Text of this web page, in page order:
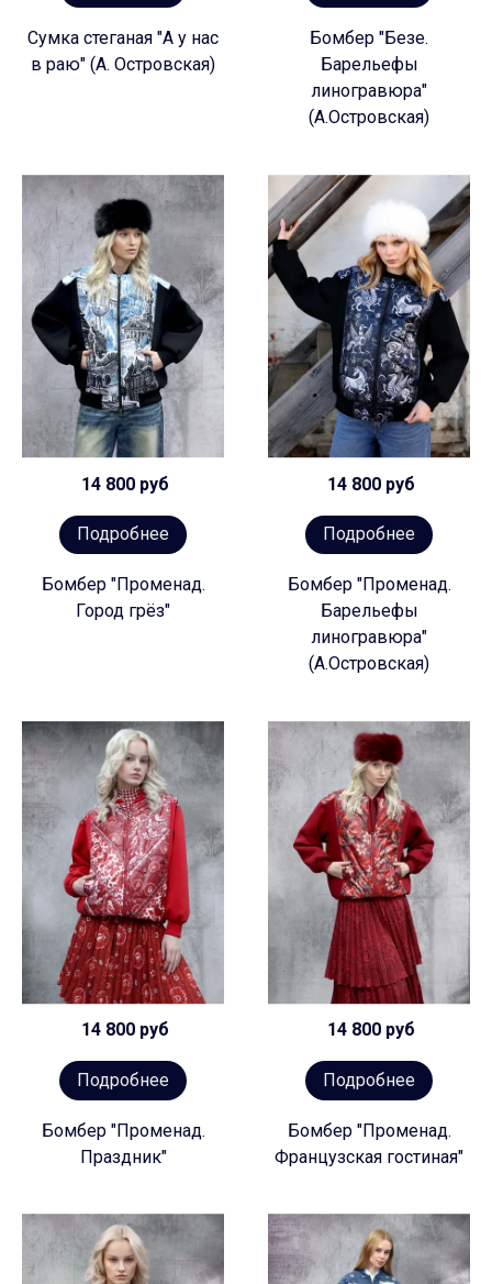
Сумка стеганая "А у нас
в раю" (А. Островская)
Бомбер "Безе.
Барельефы
линогравюра"
(А.Островская)
14 800 руб
Подробнее
Бомбер "Променад.
Город грёз"
14 800 руб
Подробнее
Бомбер "Променад.
Барельефы
линогравюра"
(А.Островская)
14 800 руб
Подробнее
Бомбер "Променад.
Праздник"
14 800 руб
Подробнее
Бомбер "Променад.
Французская гостиная"